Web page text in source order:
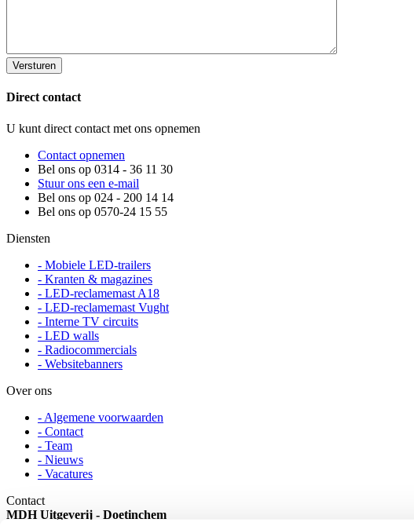
Direct contact
U kunt direct contact met ons opnemen
Contact opnemen
Bel ons op 0314 - 36 11 30
Stuur ons een e-mail
Bel ons op 024 - 200 14 14
Bel ons op 0570-24 15 55
Diensten
- Mobiele LED-trailers
- Kranten & magazines
- LED-reclamemast A18
- LED-reclamemast Vught
- Interne TV circuits
- LED walls
- Radiocommercials
- Websitebanners
Over ons
- Algemene voorwaarden
- Contact
- Team
- Nieuws
- Vacatures
Contact
MDH Uitgeverij - Doetinchem